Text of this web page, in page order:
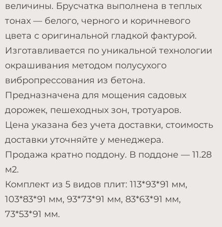
величины. Брусчатка выполнена в теплых
тонах — белого, черного и коричневого
цвета с оригинальной гладкой фактурой.
Изготавливается по уникальной технологии
окрашивания методом полусухого
вибропрессования из бетона.
Предназначена для мощения садовых
дорожек, пешеходных зон, тротуаров.
Цена указана без учета доставки, стоимость
доставки уточняйте у менеджера.
Продажа кратно поддону. В поддоне — 11.28
м2.
Комплект из 5 видов плит: 113*93*91 мм,
103*83*91 мм, 93*73*91 мм, 83*63*91 мм,
73*53*91 мм.